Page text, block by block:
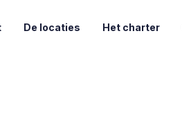
De locaties Het charter